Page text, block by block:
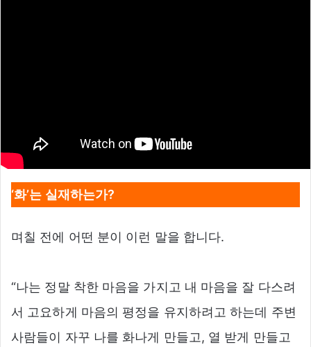
‘화’는 실재하는가?
며칠 전에 어떤 분이 이런 말을 합니다.
“나는 정말 착한 마음을 가지고 내 마음을 잘 다스려
서 고요하게 마음의 평정을 유지하려고 하는데 주변
사람들이 자꾸 나를 화나게 만들고, 열 받게 만들고